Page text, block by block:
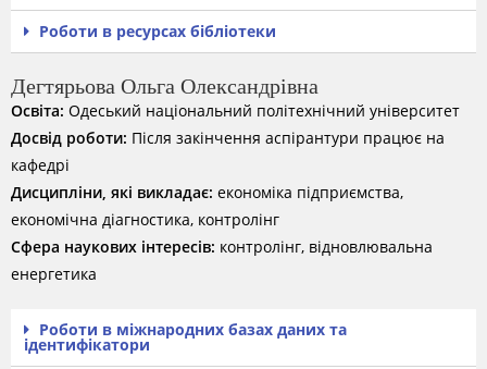
Роботи в ресурсах бібліотеки
Дегтярьова Ольга Олександрівна
Oсвіта: Одеський національний політехнічний університет
Досвід роботи: Після закінчення аспірантури працює на
кафедрі
Дисципліни, які викладає: економіка підприємства,
економічна діагностика, контролінг
Сфера наукових інтересів: контролінг, відновлювальна
енергетика
Роботи в міжнародних базах даних та
ідентифікатори